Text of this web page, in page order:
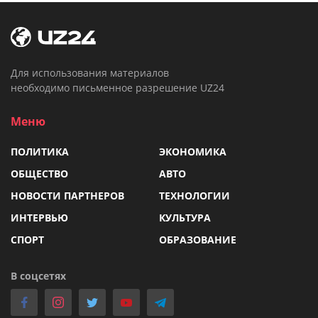
Для использования материалов
необходимо письменное разрешение UZ24
Меню
ПОЛИТИКА
ЭКОНОМИКА
ОБЩЕСТВО
АВТО
НОВОСТИ ПАРТНЕРОВ
ТЕХНОЛОГИИ
ИНТЕРВЬЮ
КУЛЬТУРА
СПОРТ
ОБРАЗОВАНИЕ
В соцсетях